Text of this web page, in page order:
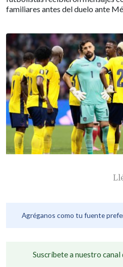
familiares antes del duelo ante
Agréganos como tu fuente
Suscríbete a nuestro canal